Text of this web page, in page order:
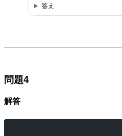
答え
問題4
解答